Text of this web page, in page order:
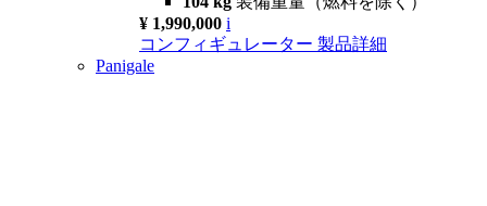
¥ 1,990,000 i
コンフィギュレーター 製品詳細
Panigale